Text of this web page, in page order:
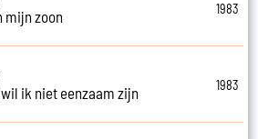
mijn zoon
1983
ik niet eenzaam zijn
1983